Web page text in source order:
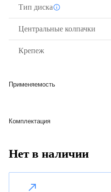
Тип диска
Центральные колпачки
Крепеж
Применяемость
Комплектация
Нет в наличии